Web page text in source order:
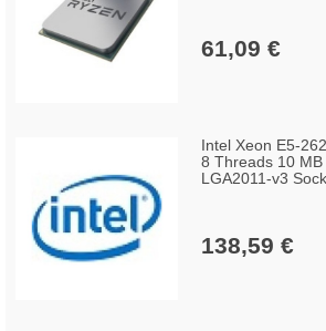
61,09 €
Intel Xeon E5-
8 Threads 10
LGA2011-v3
138,59 €